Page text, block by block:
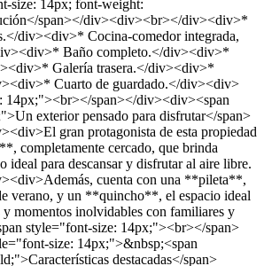
size: 14px; font-weight:
span></div><div><br></div><div>*
div><div>* Cocina-comedor integrada,
Baño completo.</div><div>*
Galería trasera.</div><div>*
Cuarto de guardado.</div><div>
14px;"><br></span></div><div><span
exterior pensado para disfrutar</span>
gran protagonista de esta propiedad
completamente cercado, que brinda
ideal para descansar y disfrutar al aire libre.
cuenta con una **pileta**,
verano, y un **quincho**, el espacio ideal
y momentos inolvidables con familiares y
style="font-size: 14px;"><br></span>
size: 14px;">&nbsp;<span
destacadas</span>